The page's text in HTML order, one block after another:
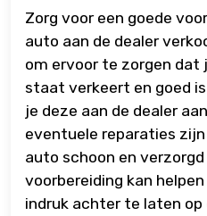
Zorg voor een goede
auto aan de dealer
om ervoor te zorgen dat
staat verkeert en goed
je deze aan de dealer
eventuele reparaties
auto schoon en verzorgd
voorbereiding kan
indruk achter te laten op